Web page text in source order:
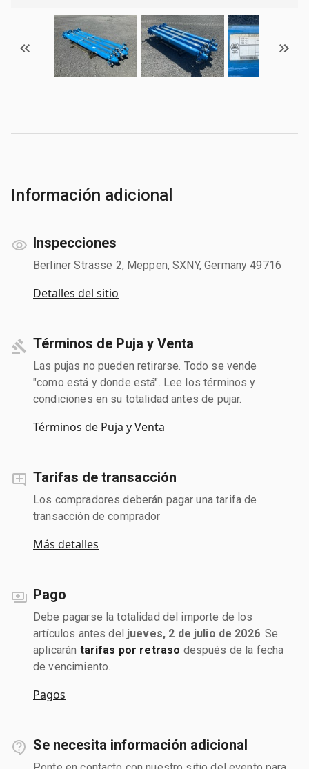
Información adicional
Inspecciones
Berliner Strasse 2, Meppen, SXNY, Germany 49716
Detalles del sitio
Términos de Puja y Venta
Las pujas no pueden retirarse. Todo se vende
"como está y donde está". Lee los términos y
condiciones en su totalidad antes de pujar.
Términos de Puja y Venta
Tarifas de transacción
Los compradores deberán pagar una tarifa de
transacción de comprador
Más detalles
Pago
Debe pagarse la totalidad del importe de los
artículos antes del jueves, 2 de julio de 2026. Se
aplicarán tarifas por retraso después de la fecha
de vencimiento.
Pagos
Se necesita información adicional